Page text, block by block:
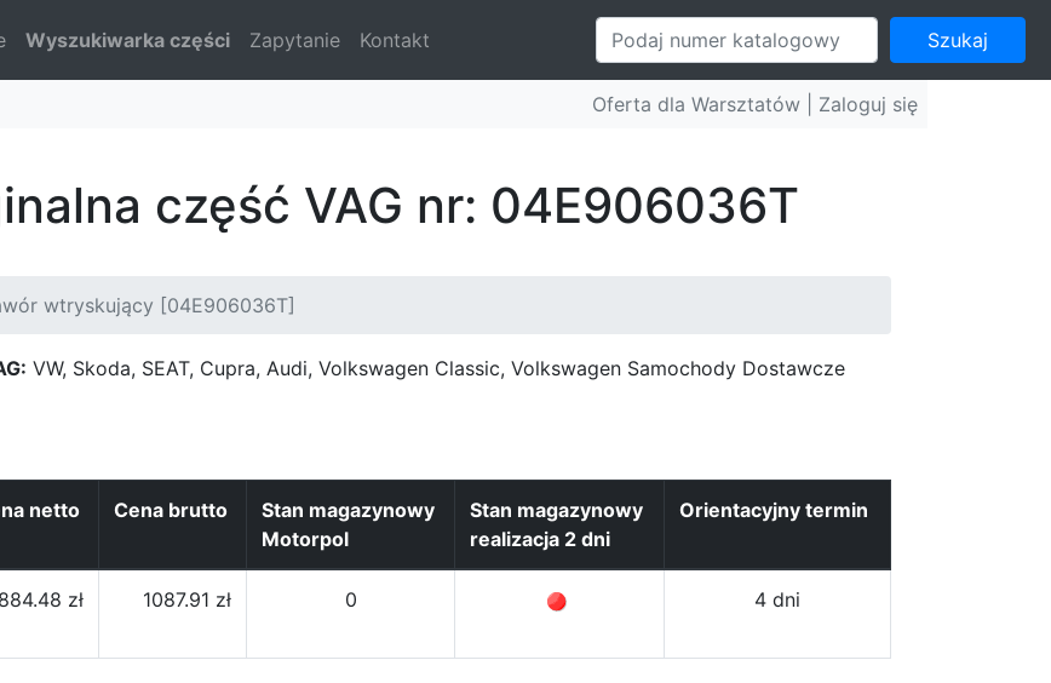
Wyszukiwarka części Zapytanie Kontakt Szukaj
Oferta dla Warsztatów | Zaloguj się
część VAG nr: 04E906036T
wtryskujący [04E906036T]
VW, Skoda, SEAT, Cupra, Audi, Volkswagen Classic, Volkswagen Samochody Dostawcze
netto Cena brutto
Stan magazynowy
Motorpol
Stan magazynowy
realizacja 2 dni
Orientacyjny termin
884.48 zł 1087.91 zł 0 4 dni